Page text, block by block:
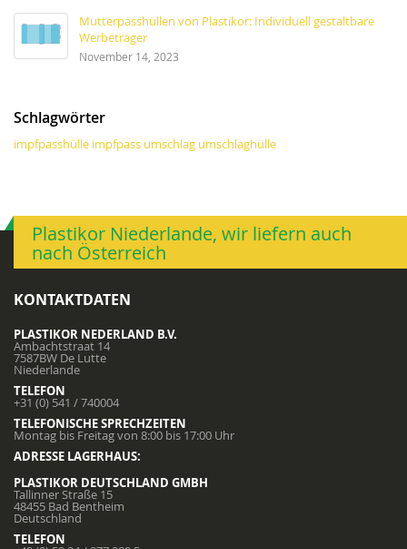
Mutterpasshüllen von Plastikor: Individuell gestaltbare
Werbeträger
November 14, 2023
Schlagwörter
impfpasshülle impfpass umschlag umschlaghülle
Plastikor Niederlande, wir liefern auch
nach Österreich
KONTAKTDATEN
PLASTIKOR NEDERLAND B.V.
Ambachtstraat 14
7587BW De Lutte
Niederlande
TELEFON
+31 (0) 541 / 740004
TELEFONISCHE SPRECHZEITEN
Montag bis Freitag von 8:00 bis 17:00 Uhr
ADRESSE LAGERHAUS:
PLASTIKOR DEUTSCHLAND GMBH
Tallinner Straße 15
48455 Bad Bentheim
Deutschland
TELEFON